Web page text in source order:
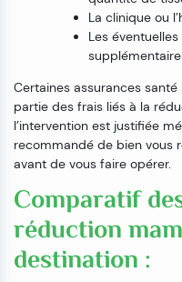
La clinique ou
Les
Certaines assurances
partie des frais liés à la
l’intervention est justifiée
recommandé de bien vous
avant de vous faire opérer.
Comparatif
réduction
destination :